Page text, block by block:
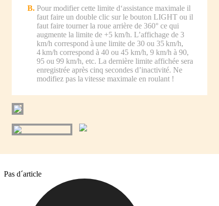
Pour modifier cette limite d‘assistance maximale il
faut faire un double clic sur le bouton LIGHT ou il
faut faire tourner la roue arrière de 360° ce qui
augmente la limite de +5 km/h. L’affichage de 3
km/h correspond à une limite de 30 ou 35 km/h,
4 km/h correspond à 40 ou 45 km/h, 9 km/h à 90,
95 ou 99 km/h, etc. La dernière limite affichée sera
enregistrée après cinq secondes d’inactivité. Ne
modifiez pas la vitesse maximale en roulant !
Pas d´article